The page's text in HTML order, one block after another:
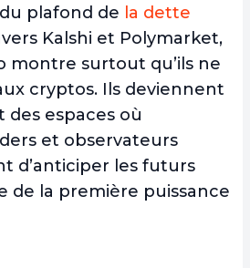
plafond de la dette
Kalshi et Polymarket,
montre surtout qu’ils ne
cryptos. Ils deviennent
espaces où
et observateurs
d’anticiper les futurs
de la première puissance